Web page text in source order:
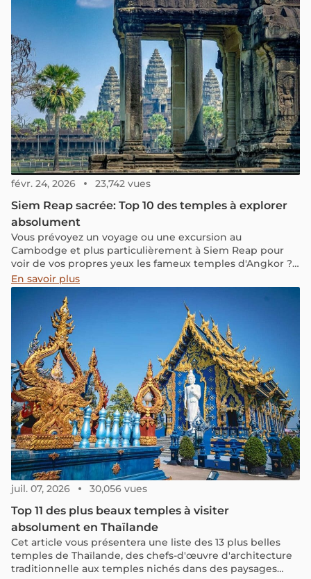
févr. 24, 2026 23,742 vues
Siem Reap sacrée: Top 10 des temples à explorer
absolument
Vous prévoyez un voyage ou une excursion au
Cambodge et plus particulièrement à Siem Reap pour
voir de vos propres yeux les fameux temples d'Angkor ?
Alors, lisez attentivement cet article afin de préparer au
mieux votre visite !
En savoir plus
juil. 07, 2026 30,056 vues
Top 11 des plus beaux temples à visiter
absolument en Thaïlande
Cet article vous présentera une liste des 13 plus belles
temples de Thaïlande, des chefs-d'œuvre d'architecture
traditionnelle aux temples nichés dans des paysages